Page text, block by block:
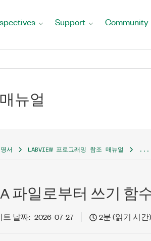
Support Community
뉴얼
서 LABVIEW 프로그래밍 참조 매뉴얼 ...
파일로부터 쓰기 함
트 날짜: 2026-07-27 2분 (읽기 시간)